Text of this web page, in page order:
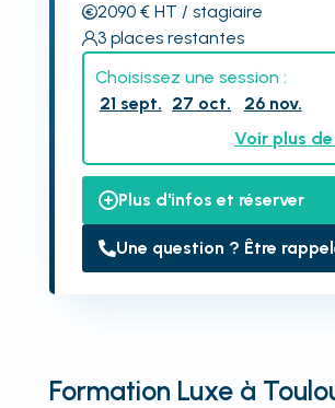
2090€ HT / stagiaire
3 places restantes
Choisissez une session :
21 sept. 27 oct.
26 nov.
Voir plus
Plus d'infos et réserver
Une question ? Être
Formation Luxe à